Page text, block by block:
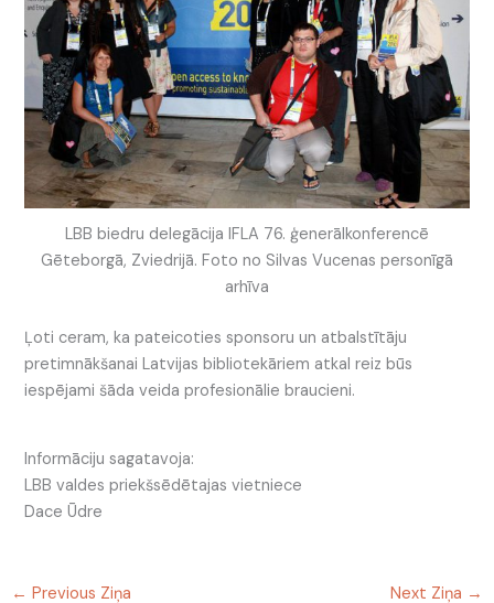
LBB biedru delegācija IFLA 76. ģenerālkonferencē
Gēteborgā, Zviedrijā. Foto no Silvas Vucenas personīgā
arhīva
Ļoti ceram, ka pateicoties sponsoru un atbalstītāju
pretimnākšanai Latvijas bibliotekāriem atkal reiz būs
iespējami šāda veida profesionālie braucieni.
Informāciju sagatavoja:
LBB valdes priekšsēdētajas vietniece
Dace Ūdre
← Previous Ziņa Next Ziņa →